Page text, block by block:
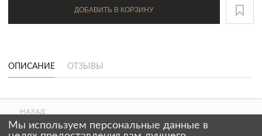
ДОБАВИТЬ В КОРЗИНУ
ОПИСАНИЕ ОТЗЫВЫ
НАЗАД
СТРАНИЦЫ
Мы используем персональные данные в